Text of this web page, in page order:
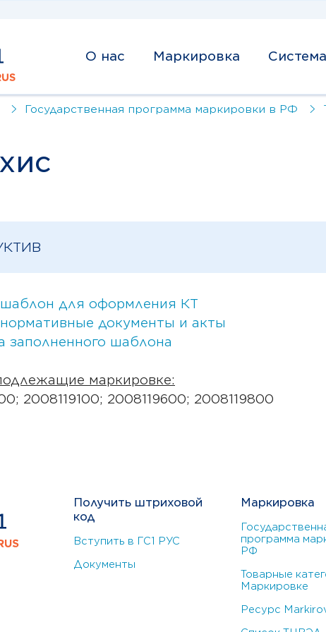
О нас Маркировка Система
Государственная программа маркировки в РФ
шаблон для оформления КТ
документы и акты
заполненного шаблона
маркировке:
2008119100; 2008119600; 2008119800
Получить штриховой
код
Вступить в ГС1 РУС
Документы
Маркировка
программа
РФ
Товарные
Маркировке
Ресурс